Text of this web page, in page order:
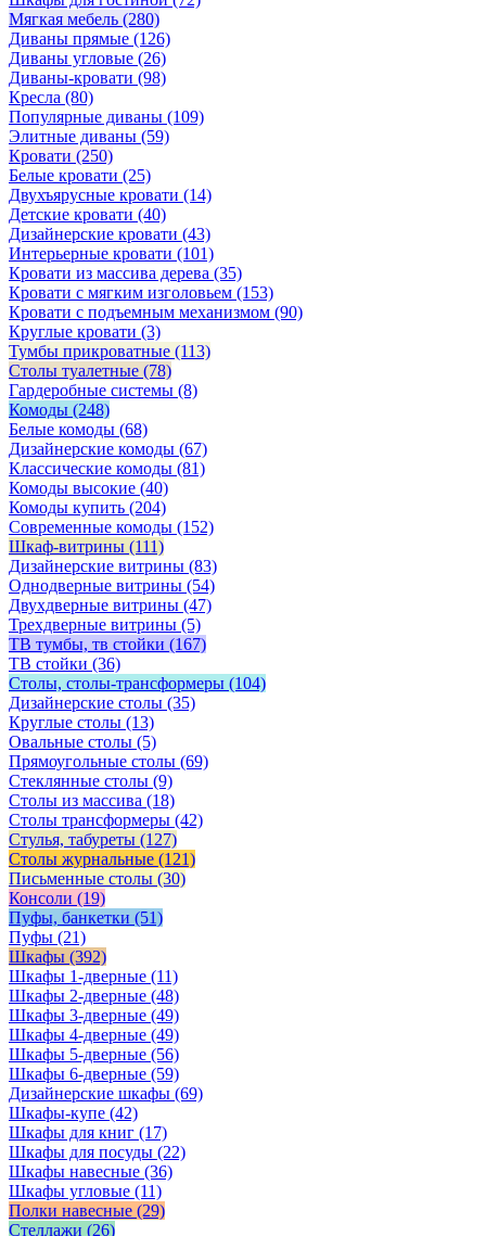
Мягкая мебель (280)
Диваны прямые (126)
Диваны угловые (26)
Диваны-кровати (98)
Кресла (80)
Популярные диваны (109)
Элитные диваны (59)
Кровати (250)
Белые кровати (25)
Двухъярусные кровати (14)
Детские кровати (40)
Дизайнерские кровати (43)
Интерьерные кровати (101)
Кровати из массива дерева (35)
Кровати с мягким изголовьем (153)
Кровати с подъемным механизмом (90)
Круглые кровати (3)
Тумбы прикроватные (113)
Столы туалетные (78)
Гардеробные системы (8)
Комоды (248)
Белые комоды (68)
Дизайнерские комоды (67)
Классические комоды (81)
Комоды высокие (40)
Комоды купить (204)
Современные комоды (152)
Шкаф-витрины (111)
Дизайнерские витрины (83)
Однодверные витрины (54)
Двухдверные витрины (47)
Трехдверные витрины (5)
ТВ тумбы, тв стойки (167)
ТВ стойки (36)
Столы, столы-трансформеры (104)
Дизайнерские столы (35)
Круглые столы (13)
Овальные столы (5)
Прямоугольные столы (69)
Стеклянные столы (9)
Столы из массива (18)
Столы трансформеры (42)
Стулья, табуреты (127)
Столы журнальные (121)
Письменные столы (30)
Консоли (19)
Пуфы, банкетки (51)
Пуфы (21)
Шкафы (392)
Шкафы 1-дверные (11)
Шкафы 2-дверные (48)
Шкафы 3-дверные (49)
Шкафы 4-дверные (49)
Шкафы 5-дверные (56)
Шкафы 6-дверные (59)
Дизайнерские шкафы (69)
Шкафы-купе (42)
Шкафы для книг (17)
Шкафы для посуды (22)
Шкафы навесные (36)
Шкафы угловые (11)
Полки навесные (29)
Стеллажи (26)